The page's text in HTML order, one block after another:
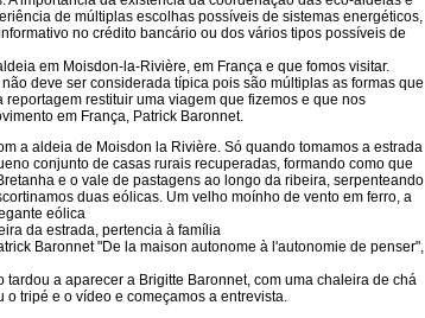
de múltiplas escolhas possíveis de sistemas energéticos,
no crédito bancário ou dos vários tipos possíveis de
em Moisdon-la-Rivière, em França e que fomos visitar.
deve ser considerada típica pois são múltiplas as formas que
restituir uma viagem que fizemos e que nos
em França, Patrick Baronnet.
a aldeia de Moisdon la Rivière. Só quando tomamos a estrada
conjunto de casas rurais recuperadas, formando como que
e o vale de pastagens ao longo da ribeira, serpenteando
duas eólicas. Um velho moínho de vento em ferro, a
eólica
da estrada, pertencia à família
Baronnet "De la maison autonome à l'autonomie de penser",
a aparecer a Brigitte Baronnet, com uma chaleira de chá
tripé e o vídeo e começamos a entrevista.